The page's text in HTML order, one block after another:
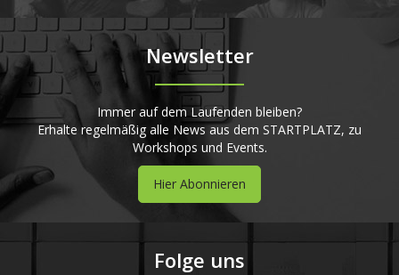
Newsletter
Immer auf dem Laufenden bleiben?
Erhalte regelmäßig alle News aus dem STARTPLATZ, zu
Workshops und Events.
Hier Abonnieren
Folge uns